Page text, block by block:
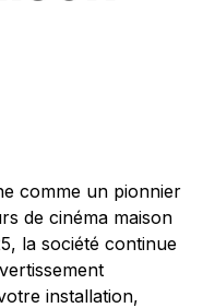
comme un pionnier
de cinéma maison
la société continue
installation,